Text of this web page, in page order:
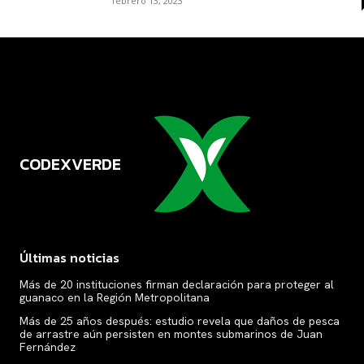
CODEXVERDE
Últimas noticias
Más de 20 instituciones firman declaración para proteger al
guanaco en la Región Metropolitana
Más de 25 años después: estudio revela que daños de pesca
de arrastre aún persisten en montes submarinos de Juan
Fernández